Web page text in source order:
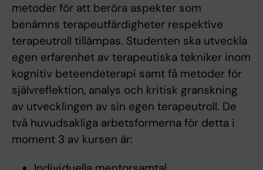
metoder för att beröra aspekter som
benämns terapeutfärdigheter respektive
terapeutroll tillämpas. Studenten ska utveckla
egen erfarenhet av terapeutiska tekniker inom
kognitiv beteendeterapi samt få metoder för
självreflektion, analys och kritisk granskning
av utvecklingen av sin egen terapeutroll. De
två huvudsakliga arbetsformerna för detta i
moment 3 av kursen är: